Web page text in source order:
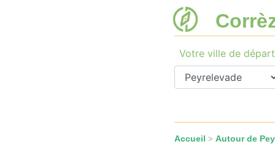
Votre ville de départ
Accueil > Autour de